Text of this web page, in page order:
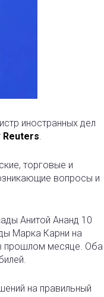
иностранных дел
Reuters.
торговые и
вопросы и
Анитой Ананд 10
Марка Карни на
прошлом месяце. Оба
на правильный